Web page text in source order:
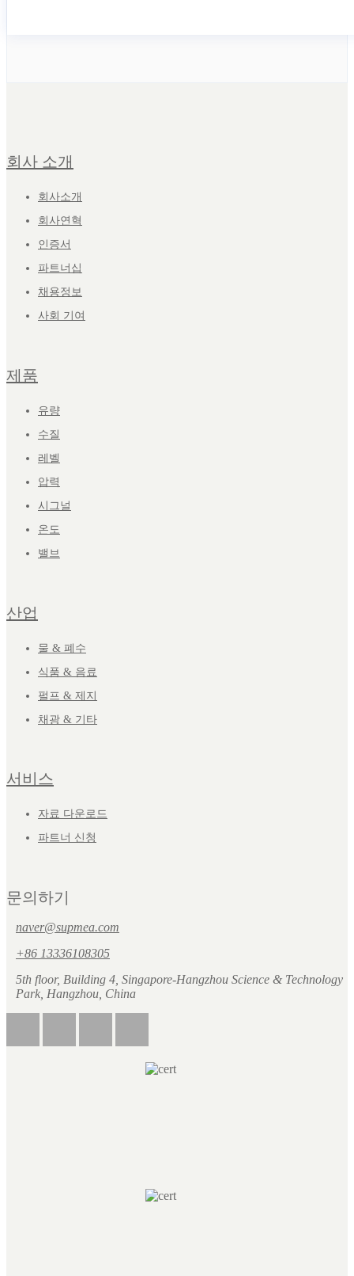
회사 소개
회사소개
회사연혁
인증서
파트너십
채용정보
사회 기여
제품
유량
수질
레벨
압력
시그널
온도
밸브
산업
물 & 폐수
식품 & 음료
펄프 & 제지
채광 & 기타
서비스
자료 다운로드
파트너 신청
문의하기
naver@supmea.com
+86 13336108305
5th floor, Building 4, Singapore-Hangzhou Science & Technology
Park, Hangzhou, China